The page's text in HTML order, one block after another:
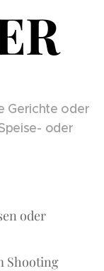
Gerichte oder
oder
oder
Shooting